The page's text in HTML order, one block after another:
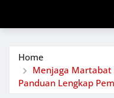
Home
Menjaga
Panduan Lengkap